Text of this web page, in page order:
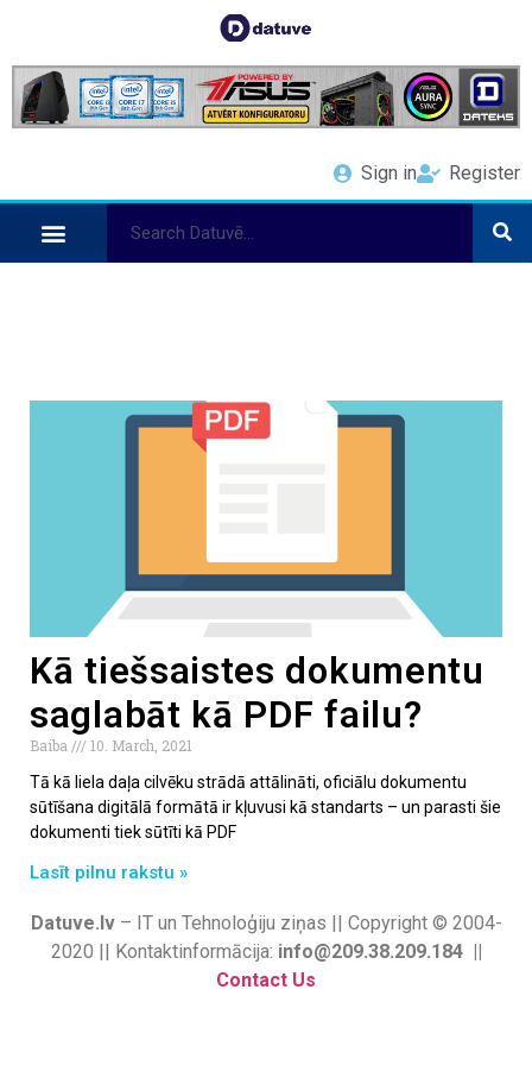
Sign in Register
Kā tiešsaistes dokumentu
saglabāt kā PDF failu?
Baiba
10. March, 2021
Tā kā liela daļa cilvēku strādā attālināti, oficiālu dokumentu
sūtīšana digitālā formātā ir kļuvusi kā standarts – un parasti šie
dokumenti tiek sūtīti kā PDF
Lasīt pilnu rakstu »
Datuve.lv– IT un Tehnoloģiju ziņas || Copyright © 2004-
2020 || Kontaktinformācija: info@209.38.209.184 ||
Contact Us